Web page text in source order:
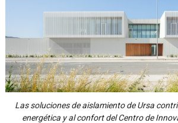
Las soluciones de aislamiento de Ursa
energética y al confort del Centro de